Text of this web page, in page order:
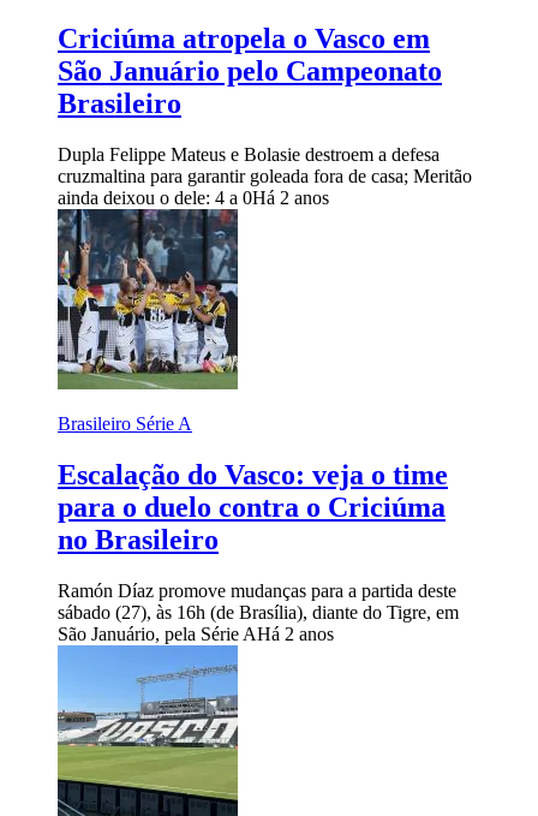
Criciúma atropela o Vasco em
São Januário pelo Campeonato
Brasileiro
Dupla Felippe Mateus e Bolasie destroem a defesa
cruzmaltina para garantir goleada fora de casa; Meritão
ainda deixou o dele: 4 a 0Há 2 anos
Brasileiro Série A
Escalação do Vasco: veja o time
para o duelo contra o Criciúma
no Brasileiro
Ramón Díaz promove mudanças para a partida deste
sábado (27), às 16h (de Brasília), diante do Tigre, em
São Januário, pela Série AHá 2 anos